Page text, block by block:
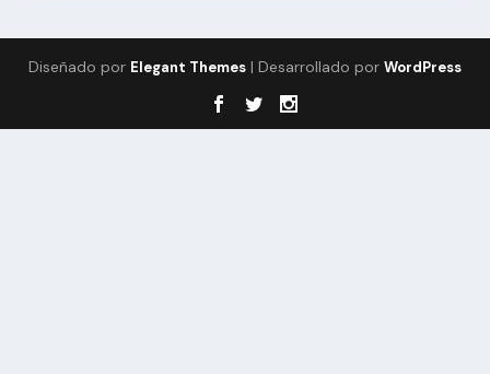
Diseñado por Elegant Themes | Desarrollado por WordPress